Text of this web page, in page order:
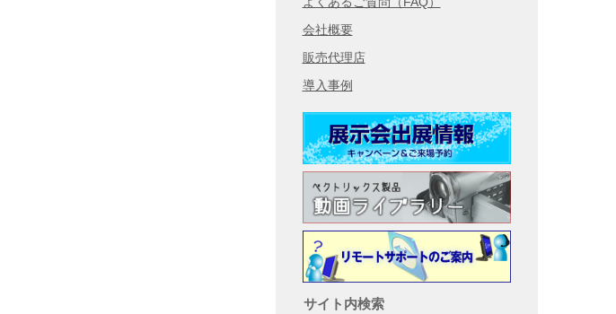
会社概要
販売代理店
導入事例
サイト内検索